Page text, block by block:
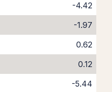
-4.42
-1.97
0.62
0.12
-5.44